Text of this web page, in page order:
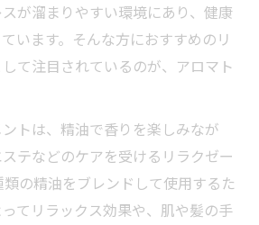
が溜まりやすい環境にあり、健康
います。そんな方におすすめのリ
て注目されているのが、アロマト
トは、精油で香りを楽しみなが
テなどのケアを受けるリラクゼー
の精油をブレンドして使用するた
てリラックス効果や、肌や髪の手